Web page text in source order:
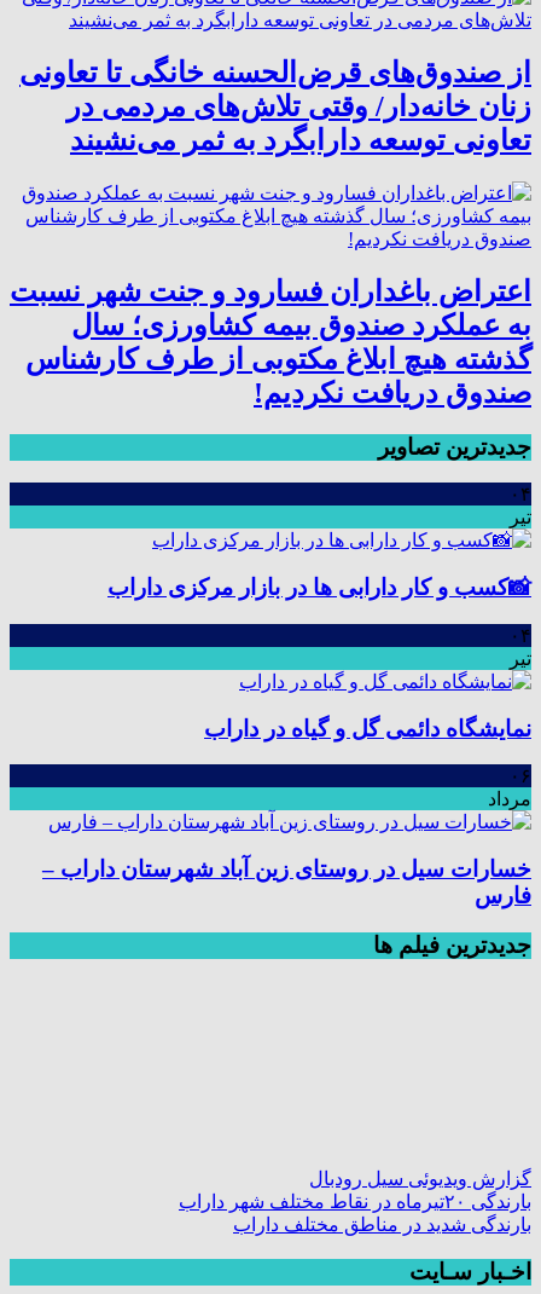
از صندوق‌های قرض‌الحسنه خانگی تا تعاونی
زنان خانه‌دار/ وقتی تلاش‌های مردمی در
تعاونی توسعه دارابگرد به ثمر می‌نشیند
اعتراض باغداران فسارود و جنت شهر نسبت
به عملکرد صندوق بیمه کشاورزی؛ سال
گذشته هیچ ابلاغ مکتوبی از طرف کارشناس
صندوق دریافت نکردیم!
جدیدترین تصاویر
۰۴
تیر
📸کسب و کار دارابی ها در بازار مرکزی داراب
۰۴
تیر
نمایشگاه دائمی گل و گیاه در داراب
۰۶
مرداد
خسارات سیل در روستای زین آباد شهرستان داراب –
فارس
جديدترين فیلم ها
گزارش ویدیوئی سیل رودبال
بارندگی ۲۰تیرماه در نقاط مختلف شهر داراب
بارندگی شدید در مناطق مختلف داراب
اخـبار سـایت